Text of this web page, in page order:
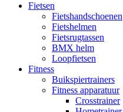
Fietsen
Fietshandschoenen
Fietshelmen
Fietsrugtassen
BMX helm
Loopfietsen
Fitness
Buikspiertrainers
Fitness apparatuur
Crosstrainer